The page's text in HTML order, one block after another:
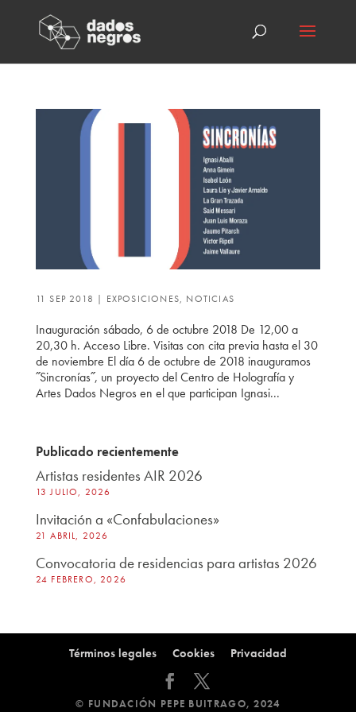
11 SEP 2018 | EXPOSICIONES, NOTICIAS
Inauguración sábado, 6 de octubre 2018 De 12,00 a
20,30 h. Acceso Libre. Visitas con cita previa hasta el 30
de noviembre El día 6 de octubre de 2018 inauguramos
˝Sincronías˝, un proyecto del Centro de Holografía y
Artes Dados Negros en el que participan Ignasi...
Publicado recientemente
Artistas residentes AIR 2026
13 JULIO, 2026
Invitación a «Confabulaciones»
21 ABRIL, 2026
Convocatoria de residencias para artistas 2026
24 FEBRERO, 2026
Términos legales Cookies Privacidad
© FUNDACIÓN PEPE BUITRAGO, 2024